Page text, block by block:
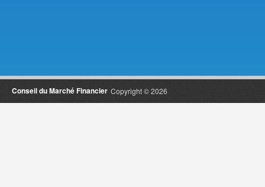
Copyright © 2026
Conseil du Marché Financier